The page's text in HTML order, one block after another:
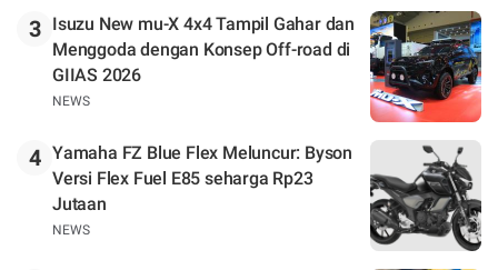
3
Isuzu New mu-X 4x4 Tampil Gahar dan
Menggoda dengan Konsep Off-road di
GIIAS 2026
NEWS
4 Yamaha FZ Blue Flex Meluncur: Byson
Versi Flex Fuel E85 seharga Rp23
Jutaan
NEWS